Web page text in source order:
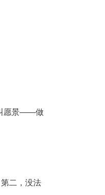
叫愿景——做
二，没法